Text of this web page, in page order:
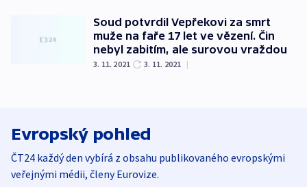
Soud potvrdil Vepřekovi za smrt
muže na faře 17 let ve vězení. Čin
nebyl zabitím, ale surovou vraždou
3. 11. 2021 3. 11. 2021 |
Evropský pohled
ČT24 každý den vybírá z obsahu publikovaného evropskými
veřejnými médii, členy Eurovize.